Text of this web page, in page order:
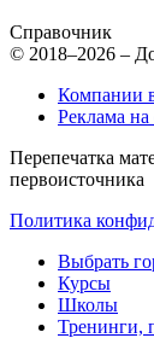
Справочник
© 2018–2026 –
Компании
Реклама на
Перепечатка
первоисточника
Политика
Выбрать
Курсы
Школы
Тренинги,